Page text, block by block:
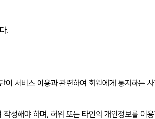
.
서비스 이용과 관련하여 회원에게 통지하는
성해야 하며, 허위 또는 타인의 개인정보를 이